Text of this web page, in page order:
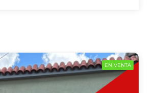
EN VENTA